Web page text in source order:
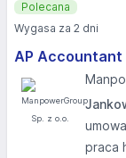
AP Accountant
praca
Polecana
Wygasa za 2 dni